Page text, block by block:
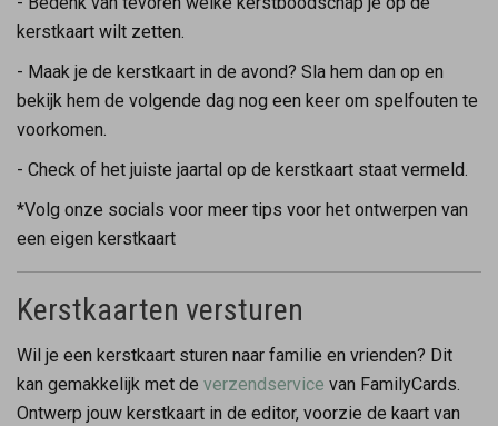
kerstkaart wilt zetten.
- Maak je de kerstkaart in de avond? Sla hem dan op en
bekijk hem de volgende dag nog een keer om spelfouten te
voorkomen.
- Check of het juiste jaartal op de kerstkaart staat vermeld.
*Volg onze socials voor meer tips voor het ontwerpen van
een eigen kerstkaart
Kerstkaarten versturen
Wil je een kerstkaart sturen naar familie en vrienden? Dit
kan gemakkelijk met de verzendservice van FamilyCards.
Ontwerp jouw kerstkaart in de editor, voorzie de kaart van